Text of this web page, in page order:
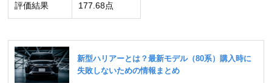
評価結果 177.68点